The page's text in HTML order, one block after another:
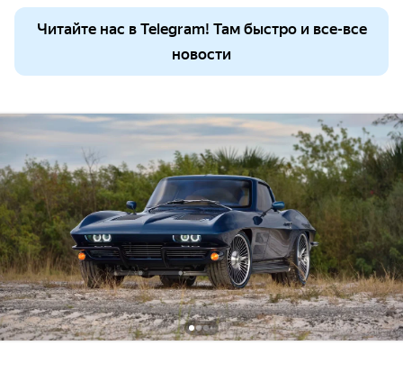
Читайте нас в Telegram! Там быстро и все-все
новости